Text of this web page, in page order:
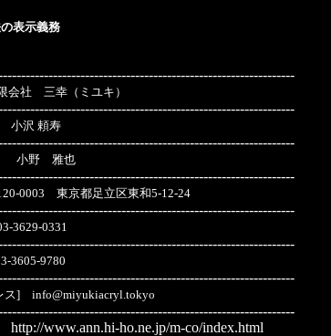
表示義務
会社 三幸（ミユキ）
小沢 頼寿
] 小野 雅也
0003 東京都足立区東和5-12-24
3629-0331
3605-9780
ス] info@miyukiacryl.tokyo
http://www.ann.hi-ho.ne.jp/m-co/index.html